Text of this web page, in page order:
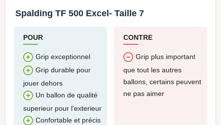
Spalding TF 500 Excel- Taille 7
POUR
Grip exceptionnel
Grip durable pour
jouer dehors
Un ballon de qualité
superieur pour l'exterieur
Confortable et précis
CONTRE
Grip plus important
que tout les autres
ballons, certains peuvent
ne pas aimer